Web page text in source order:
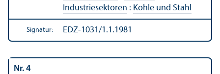
Industriesektoren : Kohle und Stahl
Signatur: EDZ-1031/1.1.1981
Nr. 4